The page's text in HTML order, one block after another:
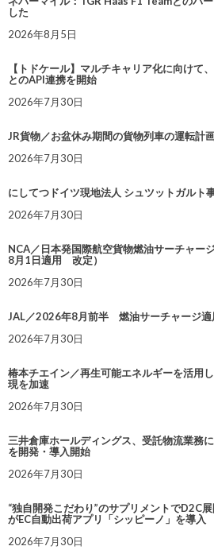
した
2026年8月5日
【トドケール】マルチキャリア化に向けて
とのAPI連携を開始
2026年7月30日
JR貨物／お盆休み期間の貨物列車の運転計
2026年7月30日
にしてつドイツ現地法人 シュツットガルト
2026年7月30日
NCA／日本発国際航空貨物燃油サーチャー
8月1日適用 改定）
2026年7月30日
JAL／2026年8月前半 燃油サーチャージ適
2026年7月30日
椿本チエイン／再生可能エネルギーを活用
現を加速
2026年7月30日
三井倉庫ホールディングス、受託物流業務
を開発・導入開始
2026年7月30日
“独自開発こだわり”のサプリメントでD2C
がEC自動出荷アプリ「シッピーノ」を導入
2026年7月30日